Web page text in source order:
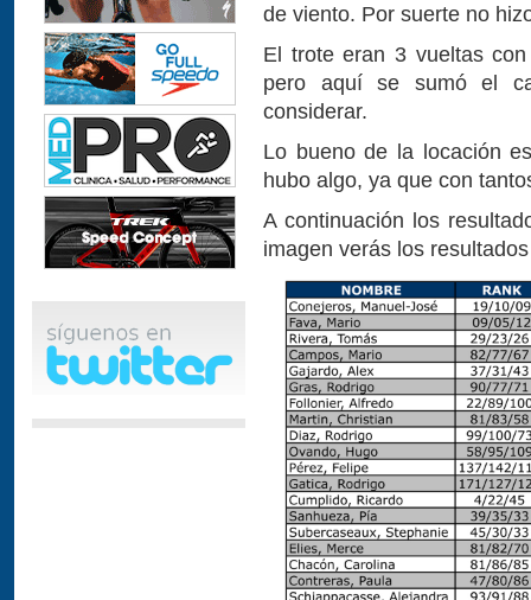
de viento. Por suerte no
El trote eran 3 vueltas
pero aquí se sumó el
considerar.
Lo bueno de la locación
hubo algo, ya que con
A continuación los
imagen verás los